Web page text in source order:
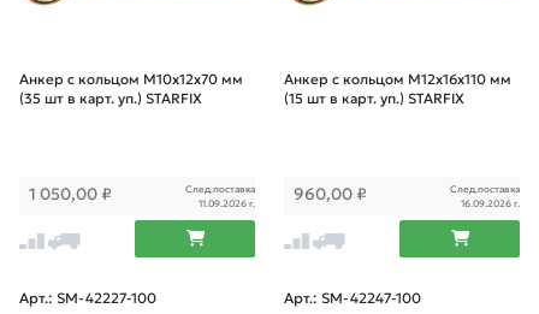
Анкер с кольцом М10х12х70 мм
(35 шт в карт. уп.) STARFIX
1 050,00 ₽
След.поставка
11.09.2026 г.
Анкер с кольцом М12х16х110 мм
(15 шт в карт. уп.) STARFIX
960,00 ₽
След.поставка
16.09.2026 г.
Арт.: SM-42227-100 Арт.: SM-42247-100